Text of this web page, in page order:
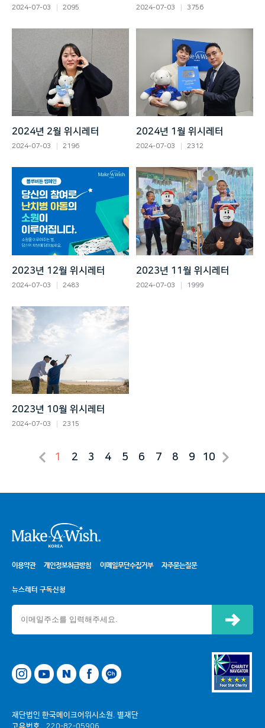
2024-07-03 2095 2024-07-03 3756
2024년 2월 위시레터
2024-07-03 2196
2024년 1월 위시레터
2024-07-03 2312
2023년 12월 위시레터
2024-07-03 2483
2023년 11월 위시레터
2024-07-03 1999
2023년 10월 위시레터
2024-07-03 2315
1 2 3 4 5 6 7 8 9 10
이용약관 개인정보취급방침 이메일무단수집거부 자주묻는질문
뉴스레터 구독신청
이버페이스북카카오톡 채널
재단법인 한국메이크어위시소원. 별재단
고유번호 220-82-05906